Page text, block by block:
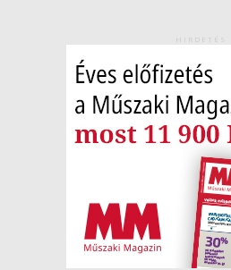
HIRDETÉS